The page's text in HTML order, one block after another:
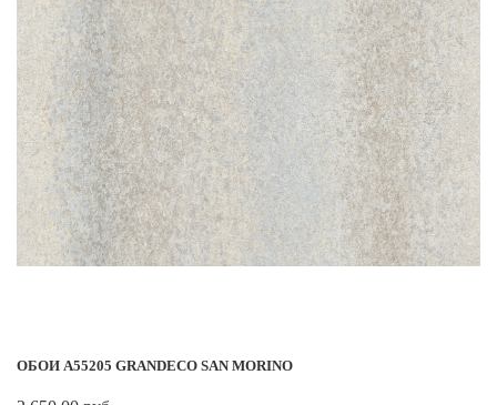
ОБОИ A55205 GRANDECO SAN MORINO